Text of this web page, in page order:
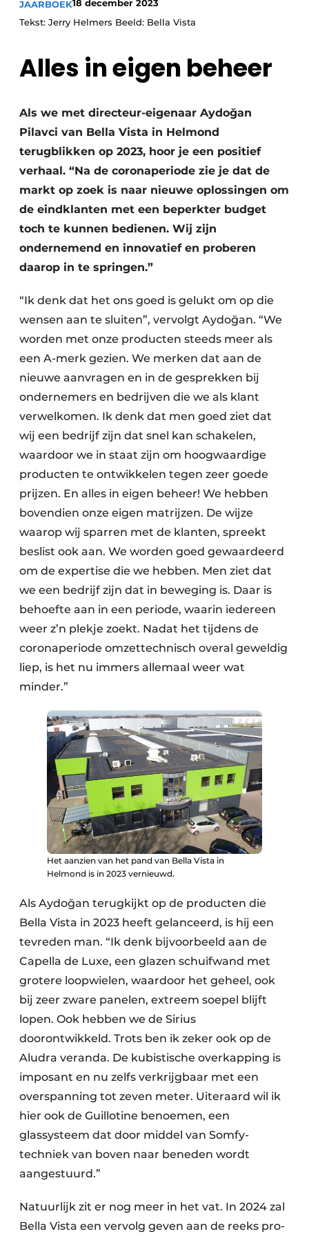
JAARBOEK18 december 2023
Tekst: Jerry Helmers Beeld: Bella Vista
Alles in eigen beheer
Als we met directeur-eigenaar Aydoğan
Pilavci van Bella Vista in Helmond
terugblikken op 2023, hoor je een positief
verhaal. “Na de coronaperiode zie je dat de
markt op zoek is naar nieuwe oplossingen om
de eindklanten met een beperkter budget
toch te kunnen bedienen. Wij zijn
ondernemend en innovatief en proberen
daarop in te springen.”
“Ik denk dat het ons goed is gelukt om op die
wensen aan te sluiten”, vervolgt Aydoğan. “We
worden met onze producten steeds meer als
een A-merk gezien. We merken dat aan de
nieuwe aanvragen en in de gesprekken bij
ondernemers en bedrijven die we als klant
verwelkomen. Ik denk dat men goed ziet dat
wij een bedrijf zijn dat snel kan schakelen,
waardoor we in staat zijn om hoogwaardige
producten te ontwikkelen tegen zeer goede
prijzen. En alles in eigen beheer! We hebben
bovendien onze eigen matrijzen. De wijze
waarop wij sparren met de klanten, spreekt
beslist ook aan. We worden goed gewaardeerd
om de expertise die we hebben. Men ziet dat
we een bedrijf zijn dat in beweging is. Daar is
behoefte aan in een periode, waarin iedereen
weer z’n plekje zoekt. Nadat het tijdens de
corona­periode omzettechnisch overal geweldig
liep, is het nu immers allemaal weer wat
minder.”
Het aanzien van het pand van Bella Vista in
Helmond is in 2023 vernieuwd.
Als Aydoğan terugkijkt op de producten die
Bella Vista in 2023 heeft gelanceerd, is hij een
tevreden man. “Ik denk bijvoorbeeld aan de
Capella de Luxe, een glazen schuifwand met
grotere loopwielen, waardoor het geheel, ook
bij zeer zware panelen, extreem soepel blijft
lopen. Ook hebben we de Sirius
doorontwikkeld. Trots ben ik zeker ook op de
Aludra veranda. De kubistische overkapping is
imposant en nu zelfs verkrijgbaar met een
overspanning tot zeven meter. Uiteraard wil ik
hier ook de Guillotine benoemen, een
glassysteem dat door middel van Somfy-
techniek van boven naar beneden wordt
aangestuurd.”
Natuurlijk zit er nog meer in het vat. In 2024 zal
Bella Vista een vervolg geven aan de reeks pro­